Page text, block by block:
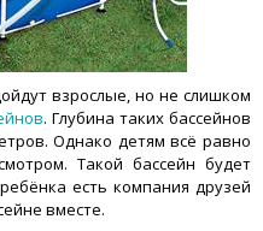
взрослые, но не слишком
. Глубина таких бассейнов
Однако детям всё равно
Такой бассейн будет
есть компания друзей
вместе.